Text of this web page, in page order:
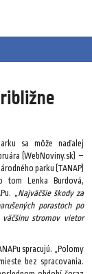
sa môže naďalej
(WebNoviny.sk) –
parku (TANAP)
tom Lenka Burdová,
„Najväčšie škody za
porastoch po
stromov vietor
spracujú. „Polomy
bez spracovania.